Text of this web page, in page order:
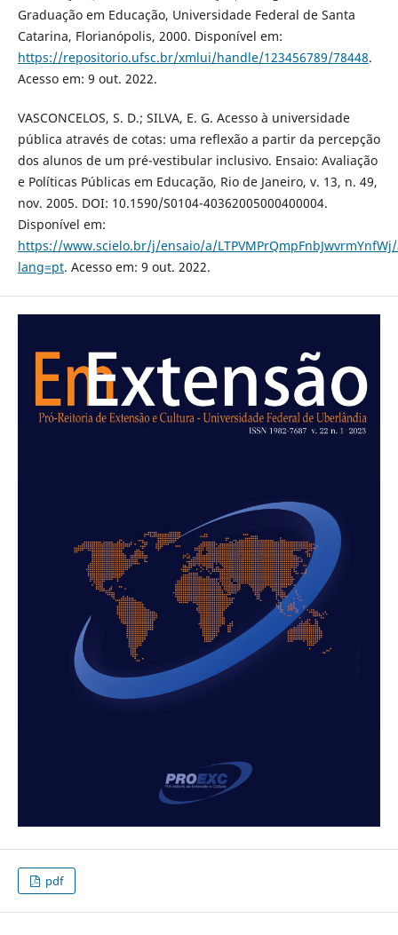
Graduação em Educação, Universidade Federal de Santa
Catarina, Florianópolis, 2000. Disponível em:
https://repositorio.ufsc.br/xmlui/handle/123456789/78448.
Acesso em: 9 out. 2022.
VASCONCELOS, S. D.; SILVA, E. G. Acesso à universidade
pública através de cotas: uma reflexão a partir da percepção
dos alunos de um pré-vestibular inclusivo. Ensaio: Avaliação
e Políticas Públicas em Educação, Rio de Janeiro, v. 13, n. 49,
nov. 2005. DOI: 10.1590/S0104-40362005000400004.
Disponível em:
https://www.scielo.br/j/ensaio/a/
lang=pt. Acesso em: 9 out. 2022.
pdf